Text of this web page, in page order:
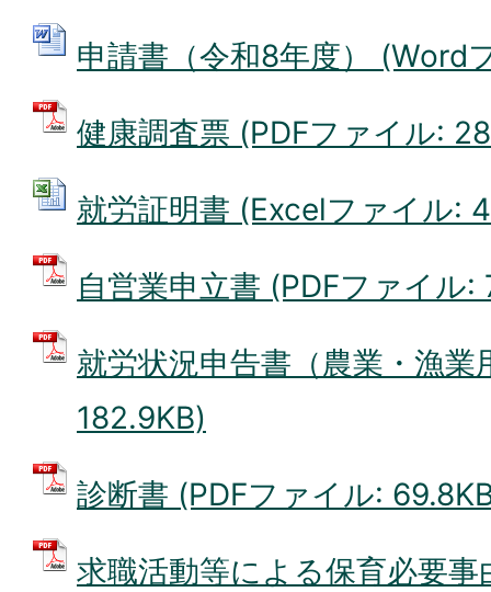
申請書（令和8年度） (Word
健康調査票 (PDFファイル:
就労証明書 (Excelファイル:
自営業申立書 (PDFファイル:
就労状況申告書（農業・漁業
182.9KB)
診断書 (PDFファイル:
求職活動等による保育必要